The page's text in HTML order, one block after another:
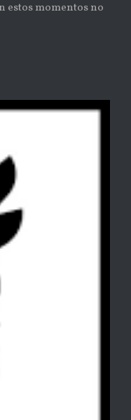
estos momentos no